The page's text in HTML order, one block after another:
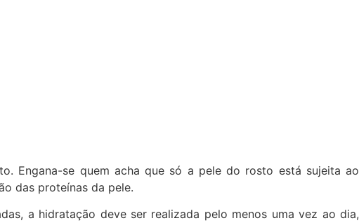
Engana-se quem acha que só a pele do rosto está sujeita ao
das proteínas da pele.
a hidratação deve ser realizada pelo menos uma vez ao dia,